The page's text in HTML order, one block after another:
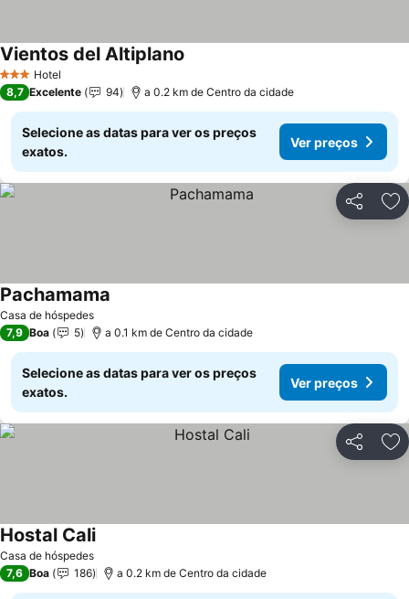
3 EstrelasHotel
Vientos del Altiplano
8,7 Excelente 94 a 0.2 km de Centro da cidade
Selecione as datas para ver os preços
exatos.
Ver preços
Partilhar
Casa de hóspedes
Pachamama
7,9 Boa 5 a 0.1 km de Centro da cidade
Selecione as datas para ver os preços
exatos.
Ver preços
Partilhar
Casa de hóspedes
Hostal CaliVer preços
7,6 Boa 186 a 0.2 km de Centro da cidade